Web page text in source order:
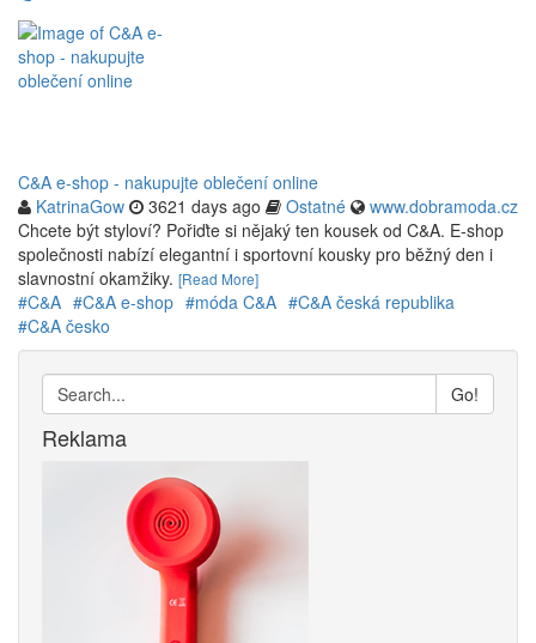
C&A e-shop - nakupujte oblečení online
KatrinaGow
3621 days ago Ostatné
www.dobramoda.cz
Chcete být styloví? Pořiďte si nějaký ten kousek od C&A. E-shop
společnosti nabízí elegantní i sportovní kousky pro běžný den i
slavnostní okamžiky. [Read More]
#C&A #C&A e-shop #móda C&A #C&A česká republika
#C&A česko
Go!
Reklama